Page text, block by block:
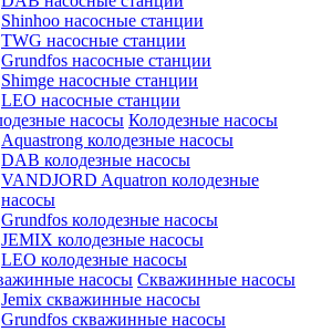
Shinhoo насосные станции
TWG насосные станции
Grundfos насосные станции
Shimge насосные станции
LEO насосные станции
Колодезные насосы
Aquastrong колодезные насосы
DAB колодезные насосы
VANDJORD Aquatron колодезные
насосы
Grundfos колодезные насосы
JEMIX колодезные насосы
LEO колодезные насосы
Скважинные насосы
Jemix cкважинные насосы
Grundfos скважинные насосы